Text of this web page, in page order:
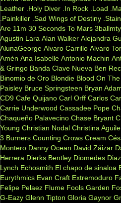
Leather .Holy Diver .In Rock .Load
.Painkiller .Sad Wings of Destiny
Are 11m 30 Seconds To Mars 3ballmty
Agustin Lara Alan Walker Alejandra
AlunaGeorge Alvaro Carrillo Alvaro
Amén Ana Isabelle Antonio Machin
& Gringo Banda Clave Nueva Ben
Binomio de Oro Blondie Blood On
Paisley Bruce Springsteen Bryan
CD9 Cafe Quijano Carl Orff Carlos
Carrie Underwood Cassadee Pope
Chaqueño Palavecino Chase Bryant
Young Christian Nodal Christina
3 Burners Counting Crows Cream
Montero Danny Ocean David Záizar
Herrera Dierks Bentley Diomedes Diaz
Lynch Echosmith El chapo de sinaloa
Eurythmics Evan Craft Extremoduro
Felipe Pelaez Flume Fools Garden
G-Eazy Glenn Tipton Gloria Gaynor